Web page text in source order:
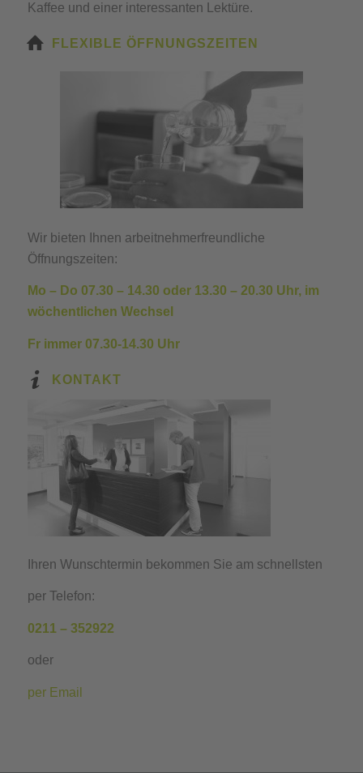
Kaffee und einer interessanten Lektüre.
FLEXIBLE ÖFFNUNGSZEITEN
Wir bieten Ihnen arbeitnehmerfreundliche
Öffnungszeiten:
Mo – Do 07.30 – 14.30 oder 13.30 – 20.30 Uhr, im
wöchentlichen Wechsel
Fr immer 07.30-14.30 Uhr
KONTAKT
Ihren Wunschtermin bekommen Sie am schnellsten
per Telefon:
0211 – 352922
oder
per Email